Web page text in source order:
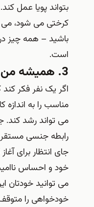
بتواند پویا عمل
کرختی می شود، می
باشید – همه چیز
است.
3. همیشه من باید شروع کنم
اگر یک نفر فکر
مناسب را به اندازه
می تواند رشد کند.
رابطه جنسی مستقر
جای انتظار برای
خود و احساس
می توانید خودتان
خودخواهی را متوقف